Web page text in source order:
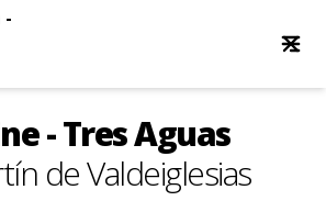
- Tres Aguas
de Valdeiglesias